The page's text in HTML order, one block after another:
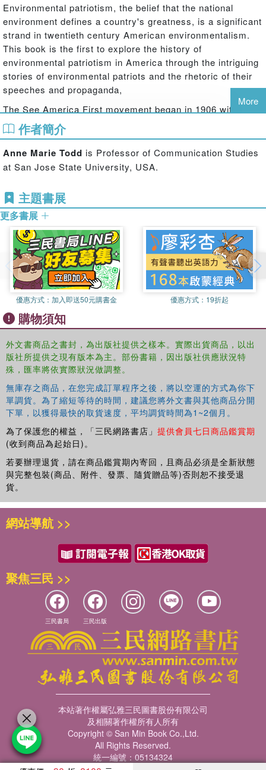
Environmental patriotism, the belief that the national
environment defines a country's greatness, is a significant
strand in twentieth century American environmentalism.
This book is the first to explore the history of
environmental patriotism in America through the intriguing
stories of environmental patriots and the rhetoric of their
speeches and propaganda,
The See America First movement began in 1906 with the
aim of protecting and promoting the landscapes of the
American West. In 1908, Gifford Pinchot and President
Theodore Roosevelt hosted the White House Conservation
Conference to promote the wise use of natural resources
for generations of Americans. In 1912, Pittsburgh's smoke
investigation condemned the effects of coal smoke on the
city's environment. In World War II, a massive propaganda
effort mobilized millions of Americans to plant victory
gardens to save resources for the war abroad. While these
may not seem like crucial moments for the American
environmental movement, this new history of American
environmentalism shows that they are linked by
patriotism.
The book offers a provoking critique of environmentalists'
communication strategies and suggests patriotism as a
issues a national priority. This original research should be
of interest to scholars of environmental communication,
environmental history, American history and
environmental philosophy.
More
作者簡介
Anne Marie Todd is Professor of Communication Studies
at San Jose State University, USA.
主題書展
更多書展
優惠方式： 加入即送50元購書金 優惠方式： 19折起
購物須知
外文書商品之書封，為出版社提供之樣本。實際出貨商品，以出
版社所提供之現有版本為主。部份書籍，因出版社供應狀況特
殊，匯率將依實際狀況做調整。
無庫存之商品，在您完成訂單程序之後，將以空運的方式為你下
單調貨。為了縮短等待的時間，建議您將外文書與其他商品分開
下單，以獲得最快的取貨速度，平均調貨時間為1~2個月。
為了保護您的權益，「三民網路書店」 提供會員七日商品鑑賞期
(收到商品為起始日)。
若要辦理退貨，請在商品鑑賞期內寄回，且商品必須是全新狀態
與完整包裝(商品、附件、發票、隨貨贈品等)否則恕不接受退
貨。
網站導航 >>
聚焦三民 >>
三民書局 三民出版
本站著作權屬弘雅三民圖書股份有限公司
及相關著作權所有人所有
Copyright © San Min Book Co.,Ltd.
All Rights Reserved.
統一編號：05134324